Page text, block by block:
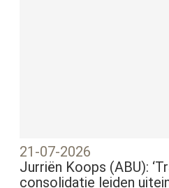
21-07-2026
Jurriën Koops (ABU):
consolidatie leiden